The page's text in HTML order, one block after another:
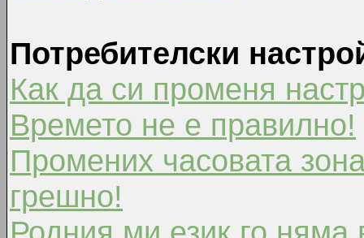
Потребителски
Как да си променя
Времето не е правилно!
Промених часовата
грешно!